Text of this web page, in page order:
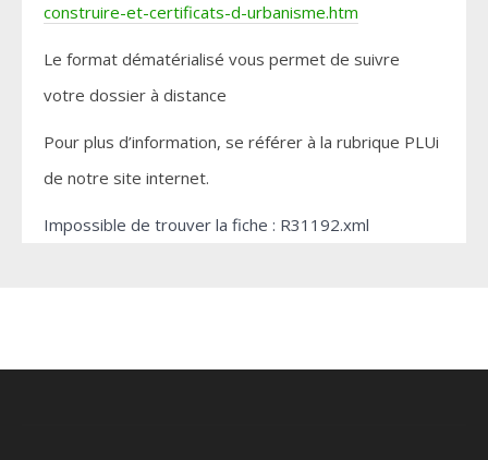
construire-et-certificats-d-urbanisme.htm
Le format dématérialisé vous permet de suivre
votre dossier à distance
Pour plus d’information, se référer à la rubrique PLUi
de notre site internet.
Impossible de trouver la fiche : R31192.xml